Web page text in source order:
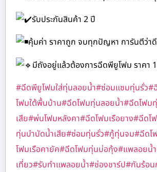
รับประกันสินค้า 2 ปี
คุ้มค่า ราคาถูก จบทุกปัญหา การันตีว่า
มีถังอยู่แล้วต้องการฉีดพียูโฟม ราคา
#ฉีดพียูโฟมใส่ทุ่นลอยน้ำ#ซ่อมแซมทุ่นรั่ว#
โฟมใต้พื้นบ้าน#ฉีดโฟมทุ่นลอยน้ำ#ฉีดโฟม
เสีย#พ่นโฟมหลังคา#ฉีดโฟมเรือยาง#ฉีดโ
ทุ่นบำบัดน้ำเสีย#ซ่อมทุ่นรั่ว#กู้ทุ่นจม#ฉีดโ
โฟมเรือคายัค#ฉีดโฟมทุ่นบ่อกุ้ง#แพลอยน้ำ
เที่ยว#รับทำแพลอยน้ำ#ช่องชาร์ป#กันร้อน